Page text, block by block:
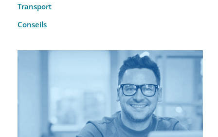
Transport
Conseils